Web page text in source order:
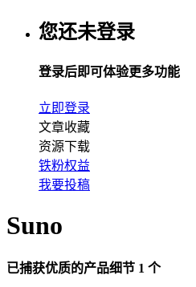
您还未登录
登录后即可体验更多功能
立即登录
文章收藏
资源下载
铁粉权益
我要投稿
Suno
已捕获优质的产品细节 1 个